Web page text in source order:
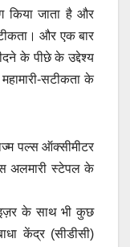
किया जाता है और
और एक बार
के पीछे के उद्देश्य
सटीकता के
पल्स ऑक्सीमीटर
अलमारी स्टेपल के
के साथ भी कुछ
केंद्र (सीडीसी)